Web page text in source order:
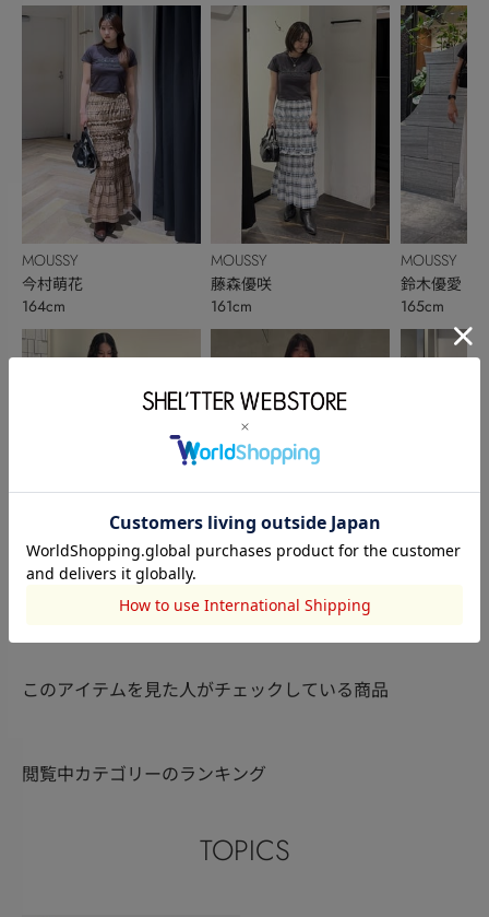
MOUSSY
今村萌花
164cm
MOUSSY
MOUSSY
藤森優咲
161cm
田畑亜弥
MOUSSY
鈴木優愛
165cm
このアイテムを見た人がチェックしている商品
閲覧中カテゴリーのランキング
TOPICS